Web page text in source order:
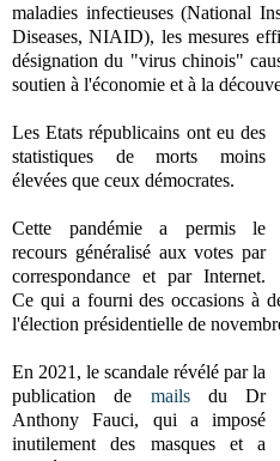
maladies infectieuses (National
Diseases, NIAID), les mesures
désignation du "virus chinois"
soutien à l'économie et à la
Les Etats républicains ont eu des
statistiques de morts moins
élevées que ceux démocrates.
Cette pandémie a permis le
recours généralisé aux votes par
correspondance et par Internet.
Ce qui a fourni des occasions à
l'élection présidentielle de
En 2021, le scandale révélé par la
publication de mailsdu Dr
Anthony Fauci, qui a imposé
inutilement des masques et a